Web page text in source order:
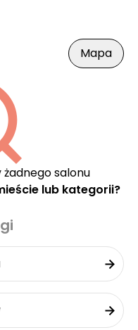
Mapa
salonu
lub kategorii?